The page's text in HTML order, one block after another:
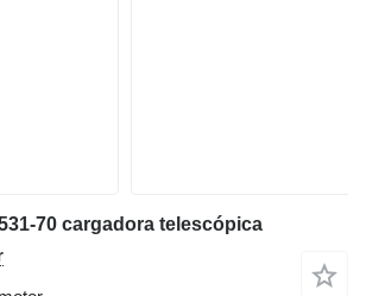
70 cargadora telescópica